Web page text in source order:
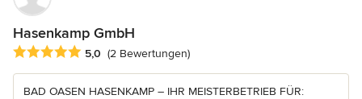
Hasenkamp GmbH
Durchschnittliche Bewertung: 5 von 5 Sternen
5,0 (2 Bewertungen)
BAD OASEN HASENKAMP – IHR MEISTERBETRIEB FÜR: